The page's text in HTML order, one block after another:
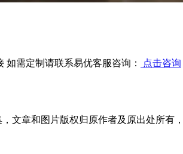
如需定制请联系易优客服咨询： 点击咨询
文章和图片版权归原作者及原出处所有